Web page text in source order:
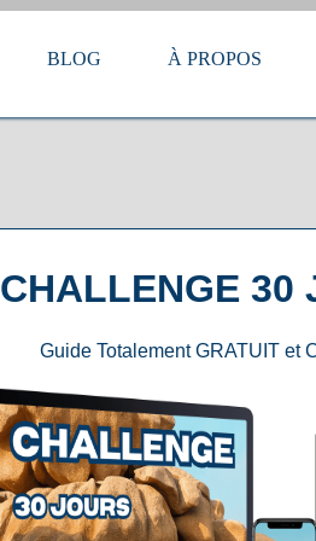
BLOG À PROPOS
CHALLENGE 30
Guide Totalement GRATUIT et